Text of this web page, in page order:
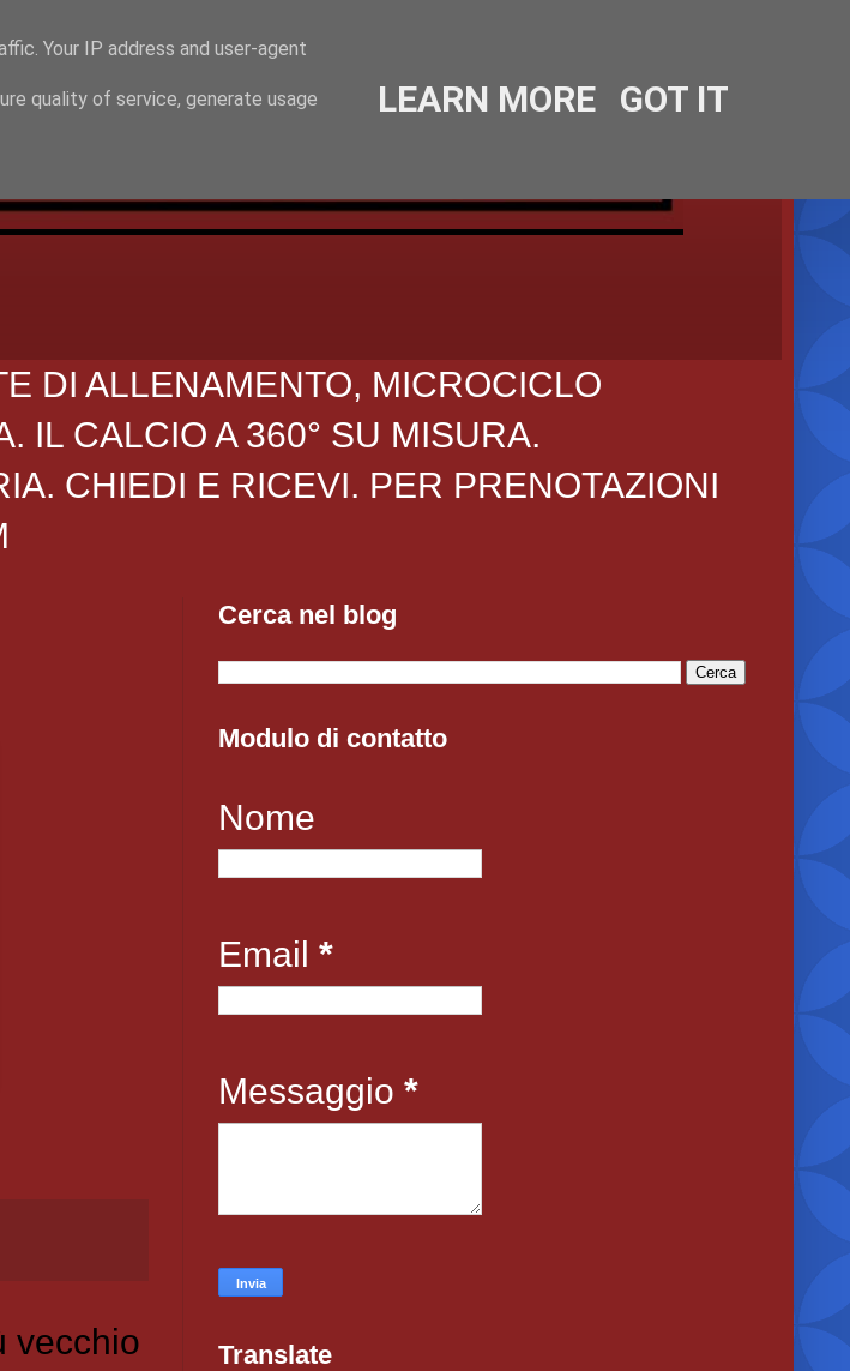
DI ALLENAMENTO, MICROCICLO
IL CALCIO A 360° SU MISURA.
CHIEDI E RICEVI. PER PRENOTAZIONI
vecchio
Cerca nel blog
Modulo di contatto
Nome
Email *
Messaggio *
Translate
Your IP address and user-agent
quality of service, generate usage LEARN MORE GOT IT